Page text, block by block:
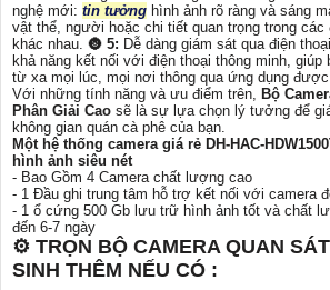
nghệ mới: tin tưởng hình ảnh rõ ràng và sáng
vật thể, người hoặc chi tiết quan trọng trong các
khác nhau. 🌚 5: Dễ dàng giám sát qua điện
khả năng kết nối với điện thoại thông minh, giúp
từ xa mọi lúc, mọi nơi thông qua ứng dụng
Với những tính năng và ưu điểm trên, Bộ
Phân Giải Cao sẽ là sự lựa chọn lý tưởng để
không gian quán cà phê của bạn.
Một hệ thống camera giá rẻ DH-HAC-
hình ảnh siêu nét
- Bao Gồm 4 Camera chất lượng cao
- 1 Đầu ghi trung tâm hỗ trợ kết nối với camera
- 1 ổ cứng 500 Gb lưu trữ hình ảnh tốt và chất
đến 6-7 ngày
⚙ TRỌN BỘ CAMERA QUAN
SINH THÊM NẾU CÓ :